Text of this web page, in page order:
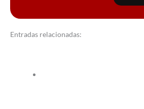
Entradas relacionadas: